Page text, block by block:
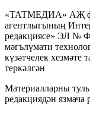
«ТАТМЕДИА» АҖ
агентлыгының
редакциясе» ЭЛ №
мәгълүмати
күзәтчелек
теркәлгән
Материалларны
редакциядән язмача